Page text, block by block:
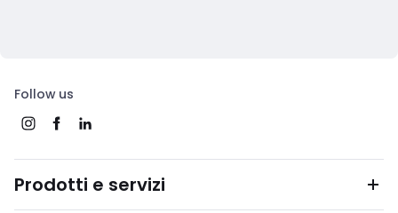
Follow us
Prodotti e servizi